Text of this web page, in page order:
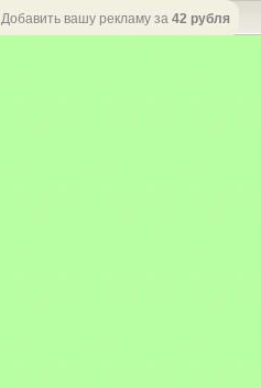
Добавить вашу рекламу за 42 рубля